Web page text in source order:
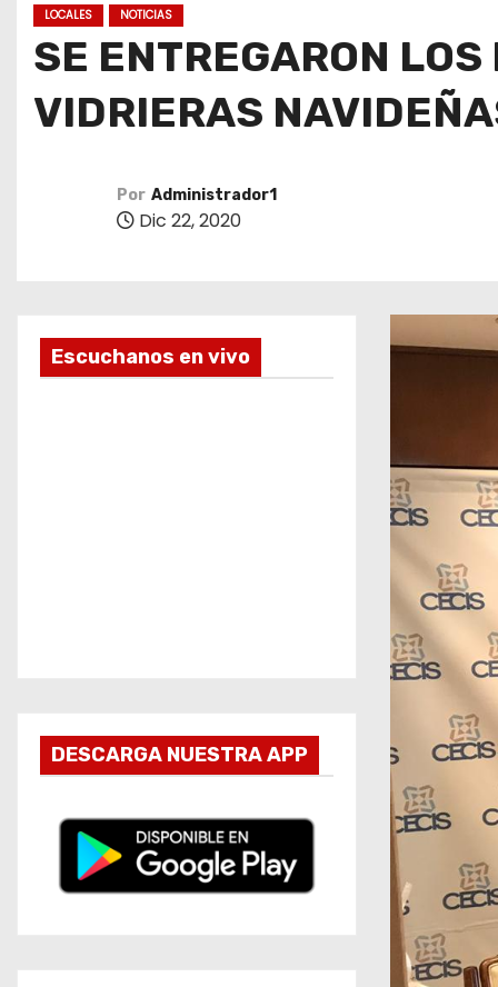
LOCALES NOTICIAS
SE ENTREGARON
VIDRIERAS
Por Administrador1
Dic 22, 2020
Escuchanos en vivo
DESCARGA NUESTRA APP